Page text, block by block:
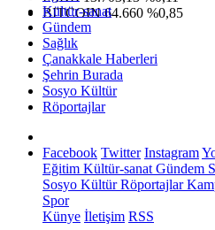
BITCOIN64.660 %0,85
Kültür-sanat
Gündem
Sağlık
Çanakkale Haberleri
Şehrin Burada
Sosyo Kültür
Röportajlar
Facebook Twitter Instagram
Eğitim Kültür-sanat Gündem
Sosyo KültürRöportajlar
Spor
Künye İletişim RSS